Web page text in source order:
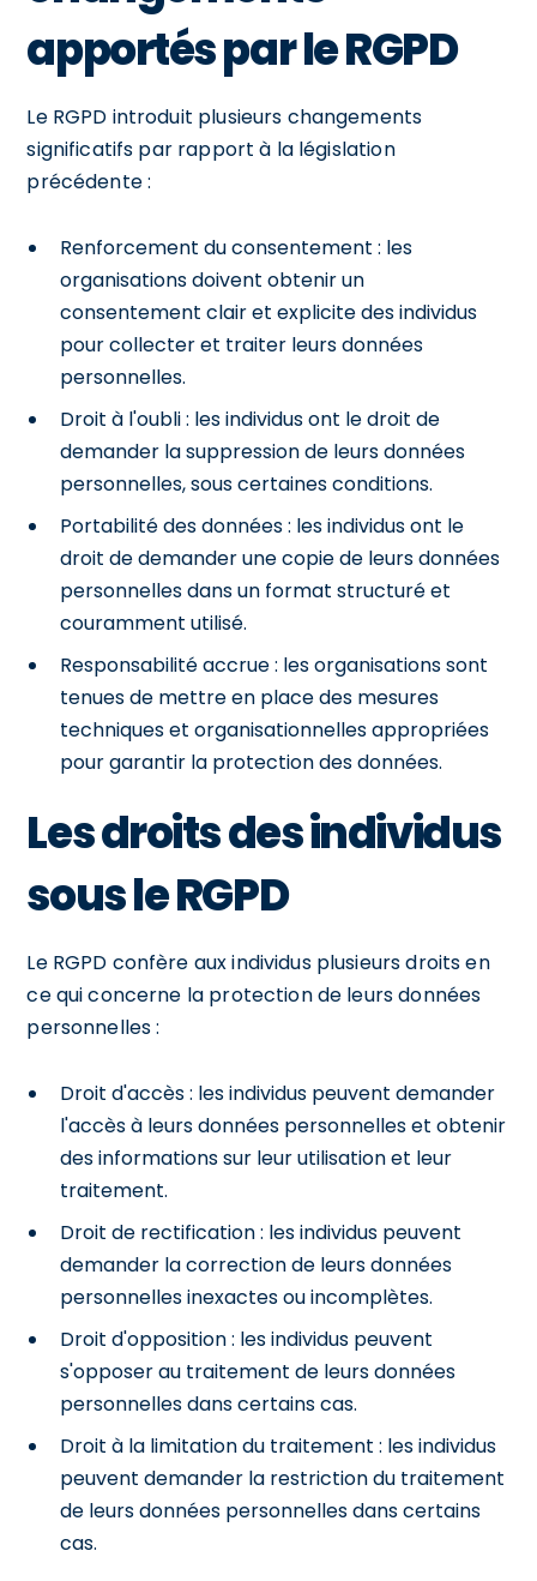
apportés par le RGPD
Le RGPD introduit plusieurs changements
significatifs par rapport à la législation
précédente :
Renforcement du consentement : les
organisations doivent obtenir un
consentement clair et explicite des individus
pour collecter et traiter leurs données
personnelles.
Droit à l'oubli : les individus ont le droit de
demander la suppression de leurs données
personnelles, sous certaines conditions.
Portabilité des données : les individus ont le
droit de demander une copie de leurs données
personnelles dans un format structuré et
couramment utilisé.
Responsabilité accrue : les organisations sont
tenues de mettre en place des mesures
techniques et organisationnelles appropriées
pour garantir la protection des données.
Les droits des individus
sous le RGPD
Le RGPD confère aux individus plusieurs droits en
ce qui concerne la protection de leurs données
personnelles :
Droit d'accès : les individus peuvent demander
l'accès à leurs données personnelles et obtenir
des informations sur leur utilisation et leur
traitement.
Droit de rectification : les individus peuvent
demander la correction de leurs données
personnelles inexactes ou incomplètes.
Droit d'opposition : les individus peuvent
s'opposer au traitement de leurs données
personnelles dans certains cas.
Droit à la limitation du traitement : les individus
peuvent demander la restriction du traitement
de leurs données personnelles dans certains
cas.